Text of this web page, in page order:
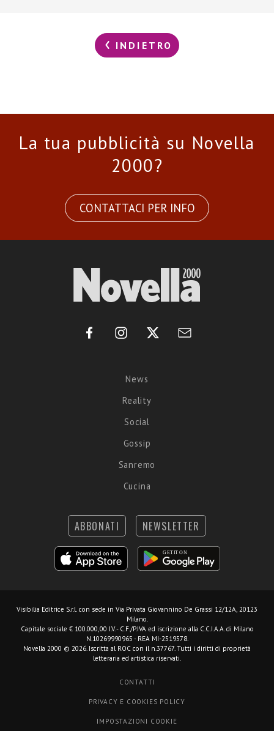
INDIETRO
La tua pubblicità su Novella
2000?
CONTATTACI PER INFO
News
Reality
Social
Gossip
Sanremo
Cucina
ABBONATI NEWSLETTER
Visibilia Editrice S.r.l. con sede in Via Privata Giovannino De Grassi 12/12A, 20123
Milano.
Capitale sociale € 100.000,00 I.V. - C.F./P.IVA ed iscrizione alla C.C.I.A.A. di Milano
N.10269990965 - REA MI-2519578.
Novella 2000 © 2026. Iscritta al ROC con il n.37767. Tutti i diritti di proprietà
letteraria ed artistica riservati.
CONTATTI
PRIVACY E COOKIES POLICY
IMPOSTAZIONI COOKIE